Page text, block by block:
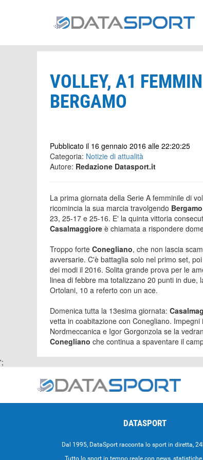
VOLLEY, A1
BERGAMO
Pubblicato il 16 gennaio 2016 alle 22:20:25
Categoria: Notizie di attualità
Autore: Redazione Datasport.it
La prima giornata della Serie A femminile di
ricomincia la sua marcia travolgendo Bergamo
23, 25-17 e 25-16. E' la quinta vittoria
Casalmaggiore è chiamata a rispondere
Troppo forte Conegliano, che non lascia
avversarie. C'è battaglia solo nel primo set,
dei modi il 2016. Solita grande prova per le
linea di febbre ma totalizzano 20 punti in due,
Ortolani, 10 a referto con un ace.
Domenica tutta la 13esima giornata:
vetta in coabitazione con Conegliano.
Nordmeccanica e Igor Gorgonzola se la
Conegliano che continua a spaventare il
';
DATASPORT
Dal 1995, DataSport racconta lo sport in diretta,
Tutto lo sport in tempo reale con news,